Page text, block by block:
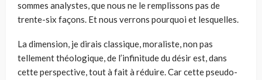
sommes analystes, que nous ne le remplissons pas de
trente-six façons. Et nous verrons pourquoi et lesquelles.
La dimension, je dirais classique, moraliste, non pas
tellement théologique, de l’infinitude du désir est, dans
cette perspective, tout à fait à réduire. Car cette pseudo-